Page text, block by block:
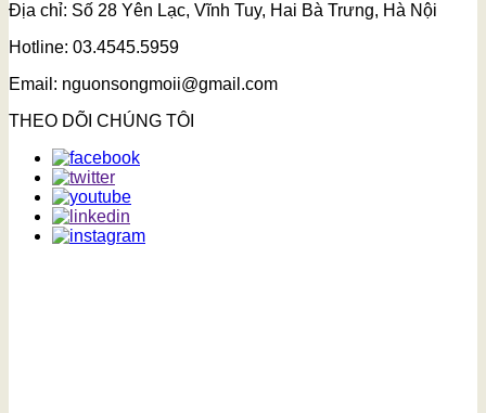
Địa chỉ: Số 28 Yên Lạc, Vĩnh Tuy, Hai Bà Trưng, Hà Nội
Hotline: 03.4545.5959
Email: nguonsongmoii@gmail.com
THEO DÕI CHÚNG TÔI